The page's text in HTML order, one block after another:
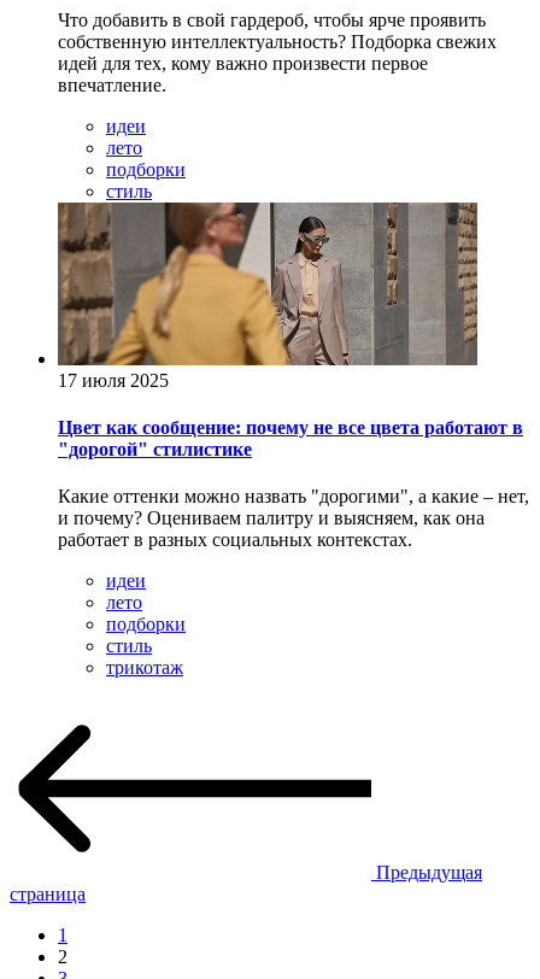
Что добавить в свой гардероб, чтобы ярче проявить
собственную интеллектуальность? Подборка свежих
идей для тех, кому важно произвести первое
впечатление.
идеи
лето
подборки
стиль
17 июля 2025
Цвет как сообщение: почему не все цвета работают в
"дорогой" стилистике
Какие оттенки можно назвать "дорогими", а какие – нет,
и почему? Оцениваем палитру и выясняем, как она
работает в разных социальных контекстах.
идеи
лето
подборки
стиль
трикотаж
Предыдущая
страница
1
2